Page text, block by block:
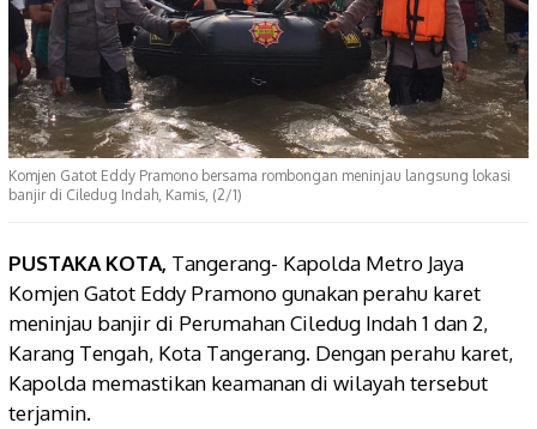
Komjen Gatot Eddy Pramono bersama rombongan meninjau langsung lokasi
banjir di Ciledug Indah, Kamis, (2/1)
PUSTAKA KOTA, Tangerang- Kapolda Metro Jaya
Komjen Gatot Eddy Pramono gunakan perahu karet
meninjau banjir di Perumahan Ciledug Indah 1 dan 2,
Karang Tengah, Kota Tangerang. Dengan perahu karet,
Kapolda memastikan keamanan di wilayah tersebut
terjamin.